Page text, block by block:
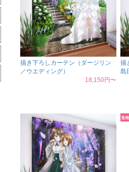
描き下ろしカーテン（ダージリン
／ウエディング）
18,150円〜
描
島